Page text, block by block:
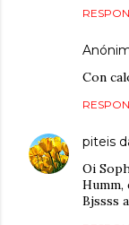
Con
piteis
Oi
Humm,
Bjssss